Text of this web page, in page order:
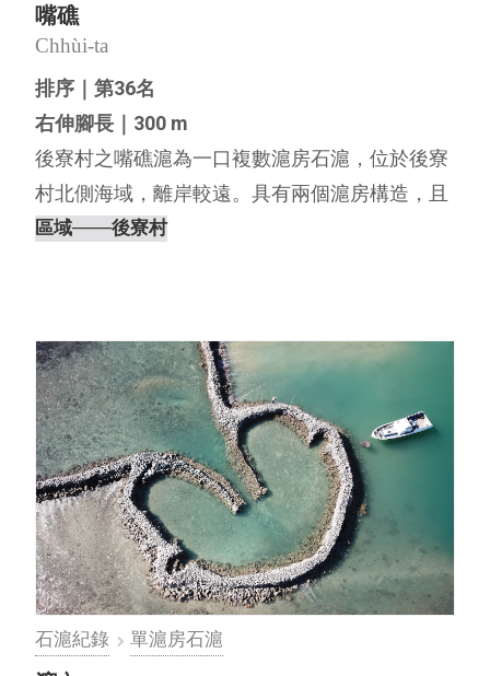
嘴礁
Chhùi-ta
排序｜第36名
右伸腳長｜300 m
後寮村之嘴礁滬為一口複數滬房石滬，位於後寮
村北側海域，離岸較遠。具有兩個滬房構造，且
其型態特殊，兩個滬房並不是在同一條伸腳上，
區域───後寮村
石滬紀錄 單滬房石滬